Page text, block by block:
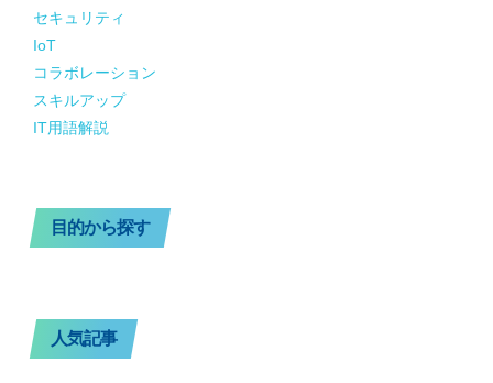
セキュリティ
IoT
コラボレーション
スキルアップ
IT用語解説
目的から探す
人気記事